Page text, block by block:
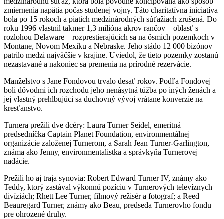
zmiernenia napätia počas studenej vojny. Táto charitatívna iniciatíva
bola po 15 rokoch a piatich medzinárodných súťažiach zrušená. Do
roku 1996 vlastnil takmer 1,3 milióna akrov rančov – oblasť s
rozlohou Delaware – rozprestierajúcich sa na ôsmich pozemkoch v
Montane, Novom Mexiku a Nebraske. Jeho stádo 12 000 bizónov
patrilo medzi najväčšie v krajine. Uviedol, že tieto pozemky zostanú
nezastavané a nakoniec sa premenia na prírodné rezervácie.
Manželstvo s Jane Fondovou trvalo desať rokov. Podľa Fondovej
boli dôvodmi ich rozchodu jeho nenásytná túžba po iných ženách a
jej vlastný prehlbujúci sa duchovný vývoj vrátane konverzie na
kresťanstvo.
Turnera prežili dve dcéry: Laura Turner Seidel, emeritná
predsedníčka Captain Planet Foundation, environmentálnej
organizácie založenej Turnerom, a Sarah Jean Turner-Garlington,
známa ako Jenny, environmentalistka a správkyňa Turnerovej
nadácie.
Prežili ho aj traja synovia: Robert Edward Turner IV, známy ako
Teddy, ktorý zastával výkonnú pozíciu v Turnerových televíznych
divíziách; Rhett Lee Turner, filmový režisér a fotograf; a Reed
Beauregard Turner, známy ako Beau, predseda Turnerovho fondu
pre ohrozené druhy.